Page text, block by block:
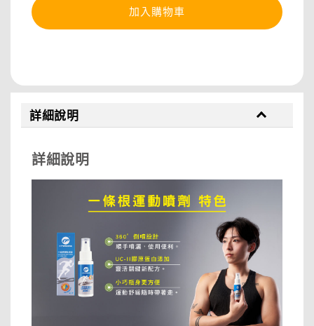
加入購物車
詳細說明
詳細說明